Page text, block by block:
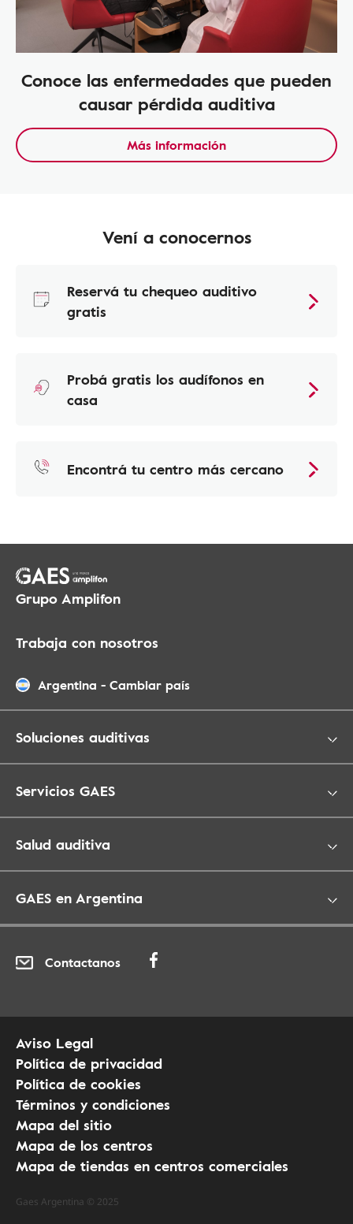
Conoce las enfermedades que pueden
causar pérdida auditiva
Más información
Vení a conocernos
Reservá tu chequeo auditivo
gratis
Probá gratis los audífonos en
casa
Encontrá tu centro más cercano
Grupo Amplifon
Trabaja con nosotros
Argentina - Cambiar país
Soluciones auditivas
Servicios GAES
Salud auditiva
GAES en Argentina
Contactanos
Aviso Legal
Política de privacidad
Política de cookies
Términos y condiciones
Mapa del sitio
Mapa de los centros
Mapa de tiendas en centros comerciales
Gaes Argentina © 2025